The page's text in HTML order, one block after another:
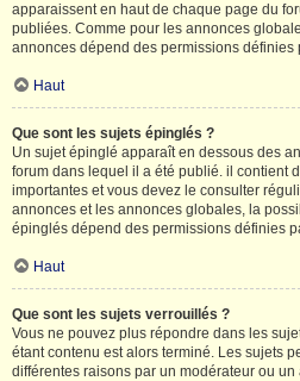
apparaissent en haut de chaque page du
publiées. Comme pour les annonces
annonces dépend des permissions définies
Haut
Que sont les sujets épinglés ?
Un sujet épinglé apparaît en dessous des
forum dans lequel il a été publié. il contient
importantes et vous devez le consulter
annonces et les annonces globales, la
épinglés dépend des permissions définies
Haut
Que sont les sujets verrouillés ?
Vous ne pouvez plus répondre dans les
étant contenu est alors terminé. Les sujets
différentes raisons par un modérateur ou